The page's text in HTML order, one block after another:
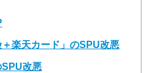
＋楽天カード」のSPU改悪
改悪